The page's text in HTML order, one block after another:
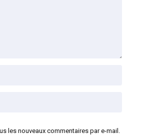
les nouveaux commentaires par e-mail.